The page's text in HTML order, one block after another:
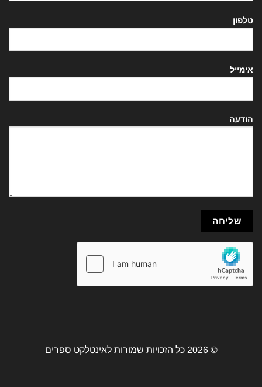
טלפון
אימייל
הודעה
© 2026 כל הזכויות שמורות לאינטלקט ספרים